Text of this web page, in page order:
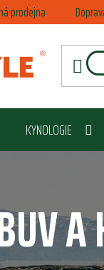
prodejna
KYNOLOGIE
A